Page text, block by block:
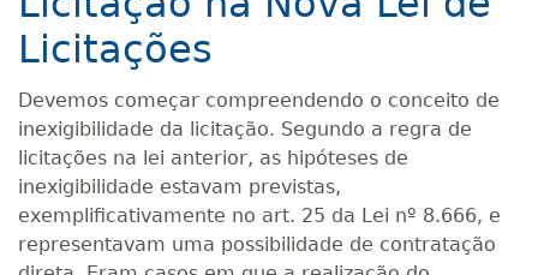
Licitações
Devemos começar compreendendo o conceito de
inexigibilidade da licitação. Segundo a regra de
licitações na lei anterior, as hipóteses de
inexigibilidade estavam previstas,
exemplificativamente no art. 25 da Lei nº 8.666, e
representavam uma possibilidade de contratação